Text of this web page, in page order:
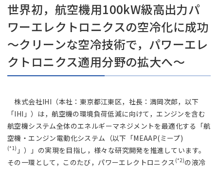
現在は日本サイトをご利用中です
地域統括拠点ウェブサイト
アジア大洋州 (English)
その他
海外事務所
世界初，航空機用100kW級高出力パ
ワーエレクトロニクスの空冷化に成功
～クリーンな空冷技術で，パワーエレ
クトロニクス適用分野の拡大へ～
株式会社IHI（本社：東京都江東区，社長：満岡次郎，以下
「IHI」）は，航空機の環境負荷低減に向けて，エンジンを含む
航空機システム全体のエネルギーマネジメントを最適化する「航
空機・エンジン電動化システム（以下「MEAAP(ミープ)
(*1) 」）」の実現を目指し，様々な研究開発を推進しています。
その一環として，このたび，パワーエレクトロニクス (*2)の液冷